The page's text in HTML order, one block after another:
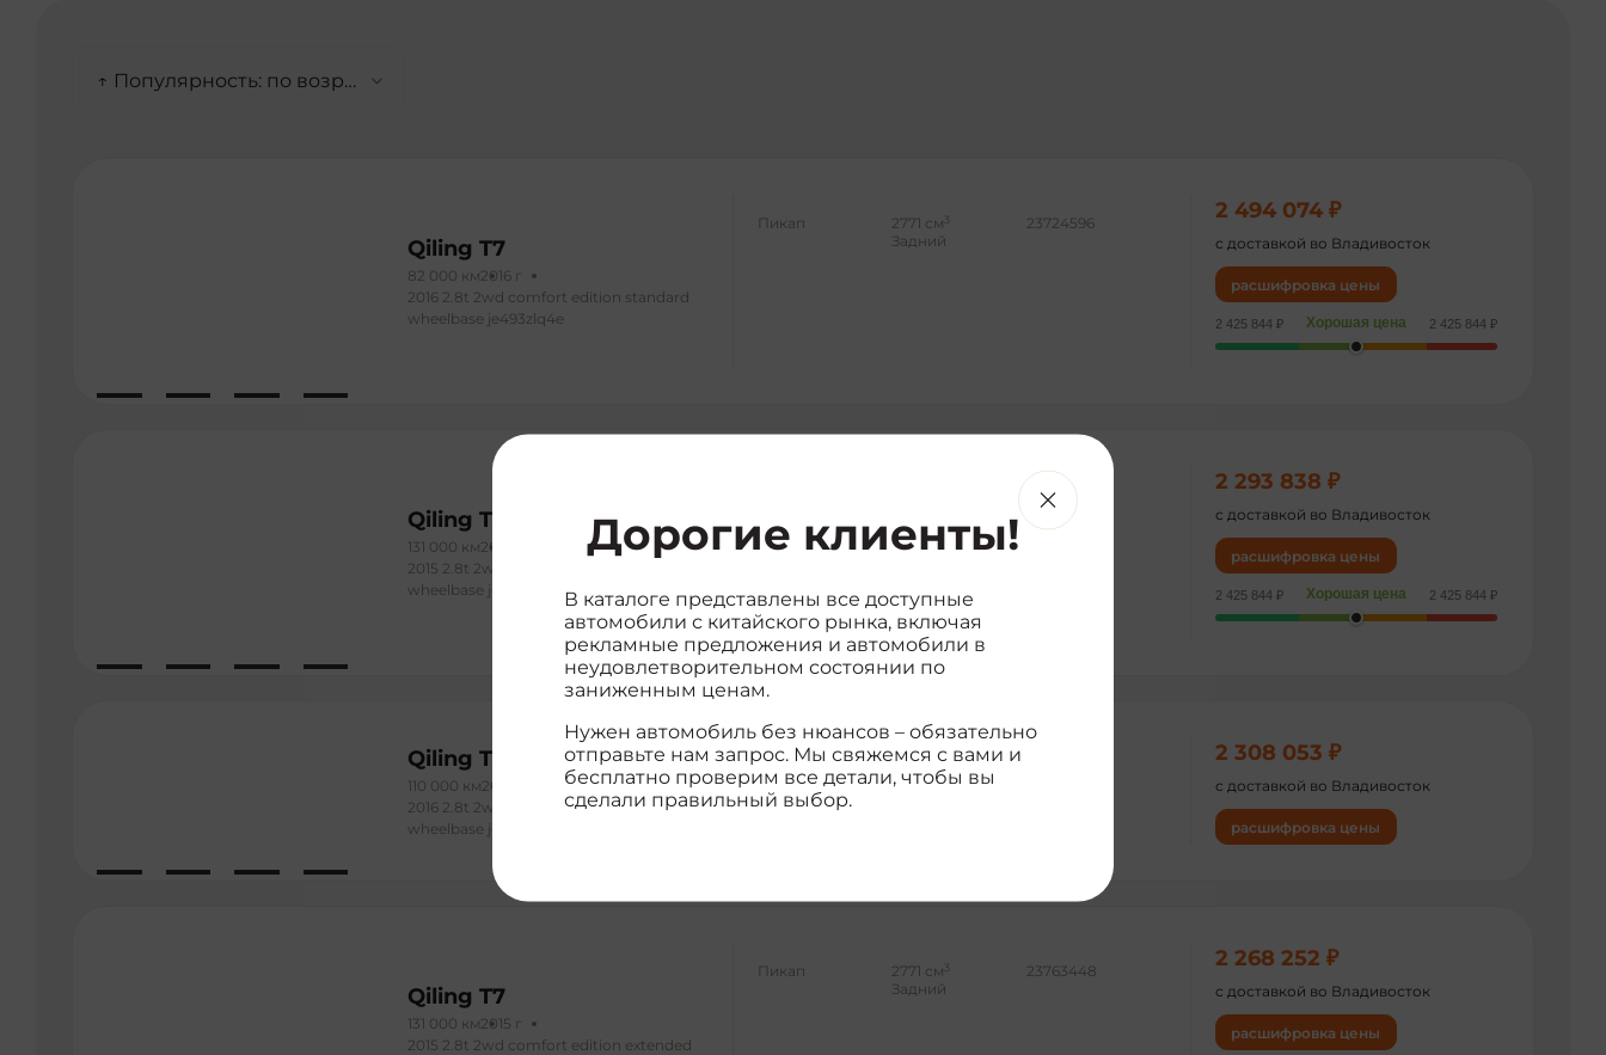
↑ Популярность: по возрастанию
Qiling T7
82 000 км2016 г
2016 2.8t 2wd comfort edition standard
wheelbase je493zlq4e
Пикап 2771 см 3
Задний
23724596 2 494 074 ₽
с доставкой во Владивосток
расшифровка цены
2 425 844 ₽ Хорошая цена 2 425 844 ₽
Qiling T7
131 000 км2016 г
2015 2.8t 2wd comfort edition extended
wheelbase je493zlq4e
23763448 2 293 838 ₽
с доставкой во Владивосток
расшифровка цены
2 425 844 ₽ Хорошая цена 2 425 844 ₽
Qiling T5
110 000 км2016 г
2016 2.8t 2wd comfort standard
wheelbase je493zlq4cb
Пикап 2771 см3
Задний
2 308 053 ₽
с доставкой во Владивосток
расшифровка цены
Qiling T7
131 000 км2015 г
2015 2.8t 2wd comfort edition extended
Пикап 2771 см 3
Задний
23763448 2 268 252 ₽
с доставкой во Владивосток
расшифровка цены
Дорогие клиенты!
В каталоге представлены все доступные
автомобили с китайского рынка, включая
рекламные предложения и автомобили в
неудовлетворительном состоянии по
заниженным ценам.
Нужен автомобиль без нюансов – обязательно
отправьте нам запрос. Мы свяжемся с вами и
бесплатно проверим все детали, чтобы вы
сделали правильный выбор.